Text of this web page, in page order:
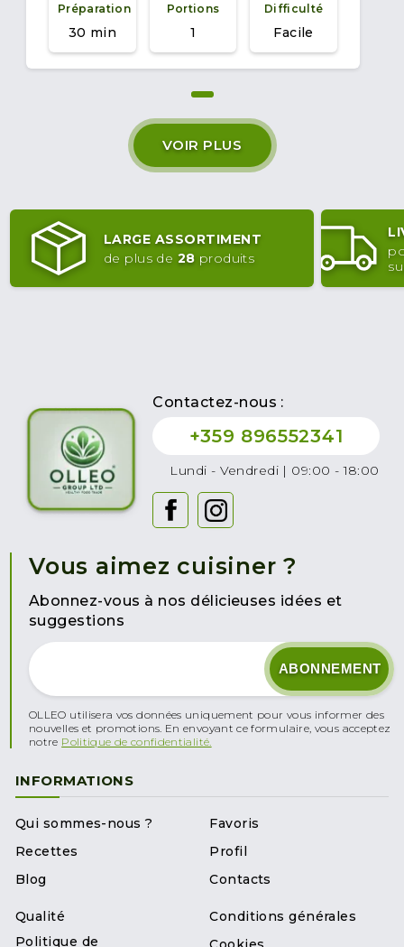
Préparation
30 min
Portions
1
Difficulté
Facile
VOIR PLUS
LARGE ASSORTIMENT
de plus de 28 produits
Contactez-nous :
+359 896552341
Lundi - Vendredi | 09:00 - 18:00
Vous aimez cuisiner ?
Abonnez-vous à nos délicieuses idées et
suggestions
OLLEO utilisera vos données uniquement pour vous informer des
nouvelles et promotions. En envoyant ce formulaire, vous acceptez
notre Politique de confidentialité.
INFORMATIONS
Qui sommes-nous ?
Recettes
Blog
Favoris
Profil
Contacts
Qualité
Politique de
Conditions générales